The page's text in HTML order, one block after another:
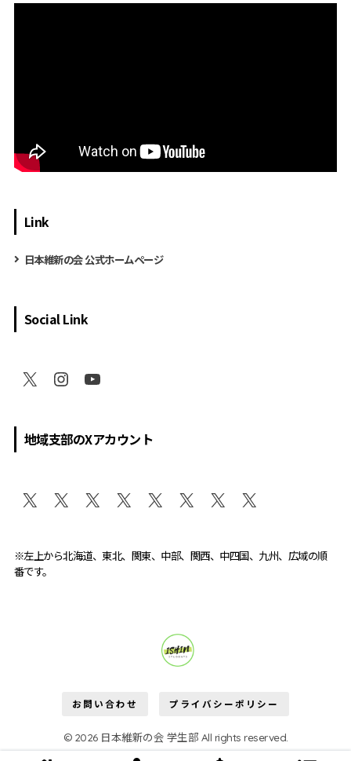
Link
日本維新の会 公式ホームページ
Social Link
地域支部のXアカウント
※左上から北海道、東北、関東、中部、関西、中四国、九州、広域の順
番です。
お問い合わせ プライバシーポリシー
© 2026 日本維新の会 学生部 All rights reserved.